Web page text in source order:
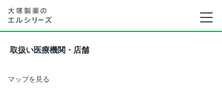
取扱い医療機関・店舗
マップを見る